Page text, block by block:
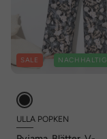
SALE NACHHALTIG
ULLA POPKEN